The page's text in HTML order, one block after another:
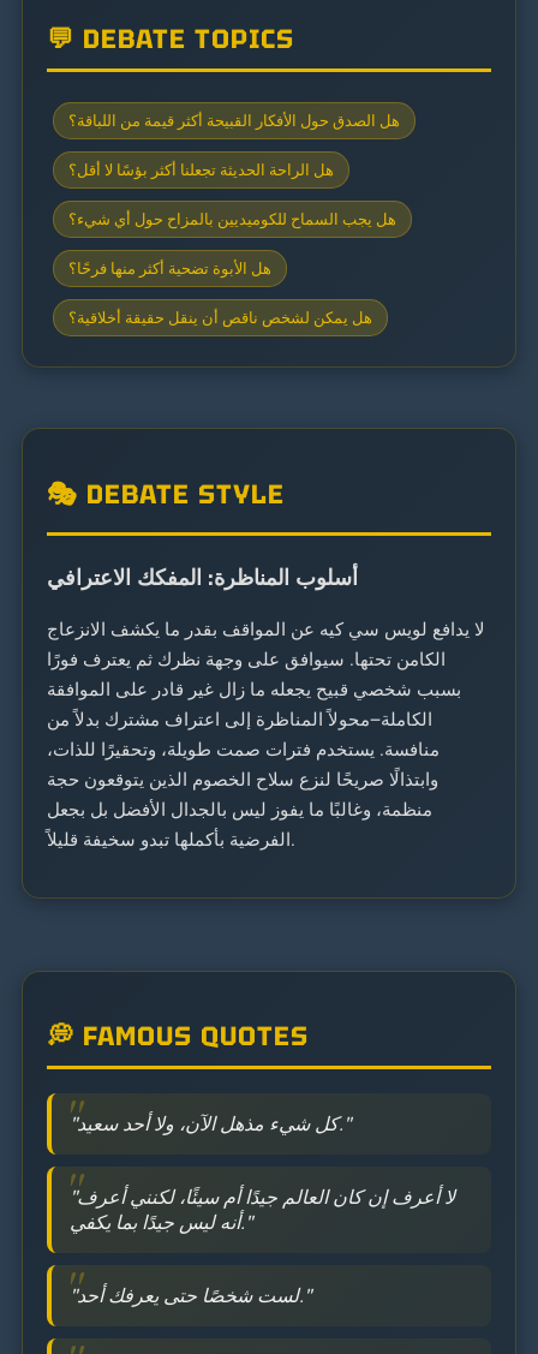
💬 DEBATE TOPICS
هل الصدق حول الأفكار القبيحة أكثر قيمة من اللباقة؟
هل الراحة الحديثة تجعلنا أكثر بؤسًا لا أقل؟
هل يجب السماح للكوميديين بالمزاح حول أي شيء؟
هل الأبوة تضحية أكثر منها فرحًا؟
هل يمكن لشخص ناقص أن ينقل حقيقة أخلاقية؟
🎭 DEBATE STYLE
أسلوب المناظرة: المفكك الاعترافي
لا يدافع لويس سي كيه عن المواقف بقدر ما يكشف الانزعاج
الكامن تحتها. سيوافق على وجهة نظرك ثم يعترف فورًا
بسبب شخصي قبيح يجعله ما زال غير قادر على الموافقة
الكاملة—محولاً المناظرة إلى اعتراف مشترك بدلاً من
منافسة. يستخدم فترات صمت طويلة، وتحقيرًا للذات،
وابتذالًا صريحًا لنزع سلاح الخصوم الذين يتوقعون حجة
منظمة، وغالبًا ما يفوز ليس بالجدال الأفضل بل بجعل
الفرضية بأكملها تبدو سخيفة قليلاً.
💭 FAMOUS QUOTES
"كل شيء مذهل الآن، ولا أحد سعيد."
"لا أعرف إن كان العالم جيدًا أم سيئًا، لكنني أعرف
أنه ليس جيدًا بما يكفي."
"لست شخصًا حتى يعرفك أحد."